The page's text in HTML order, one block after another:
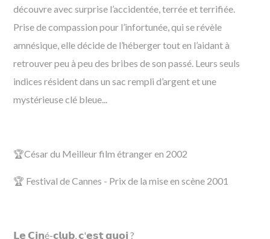
découvre avec surprise l’accidentée, terrée et terrifiée.
Prise de compassion pour l’infortunée, qui se révèle
amnésique, elle décide de l’héberger tout en l’aidant à
retrouver peu à peu des bribes de son passé. Leurs seuls
indices résident dans un sac rempli d’argent et une
mystérieuse clé bleue...
🏆César du Meilleur film étranger en 2002
🏆 Festival de Cannes - Prix de la mise en scène 2001
𝗟𝗲 𝗖𝗶𝗻é-𝗰𝗹𝘂𝗯, 𝗰'𝗲𝘀𝘁 𝗾𝘂𝗼𝗶 ?